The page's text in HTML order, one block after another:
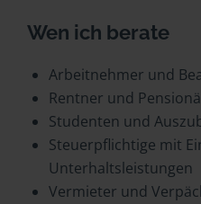
Wen ich berate
Arbeitnehmer und
Rentner und
Studenten und
Steuerpflichtige mit
Unterhaltsleistungen
Vermieter und